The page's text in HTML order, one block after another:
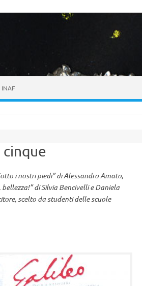
INAF
i nostri piedi” di Alessandro Amato,
di Silvia Bencivelli e Daniela
scelto da studenti delle scuole